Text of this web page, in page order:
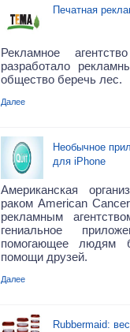
Печатная
Рекламное
разработало
общество беречь лес.
Далее
Необычное
для iPhone
Американская
раком American
рекламным
гениальное
помогающее людям
помощи друзей.
Далее
Rubbermaid: